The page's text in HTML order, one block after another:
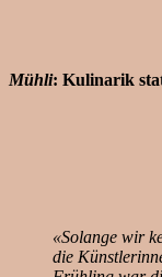
Mühli: Kulinarik
«Solange wir
die